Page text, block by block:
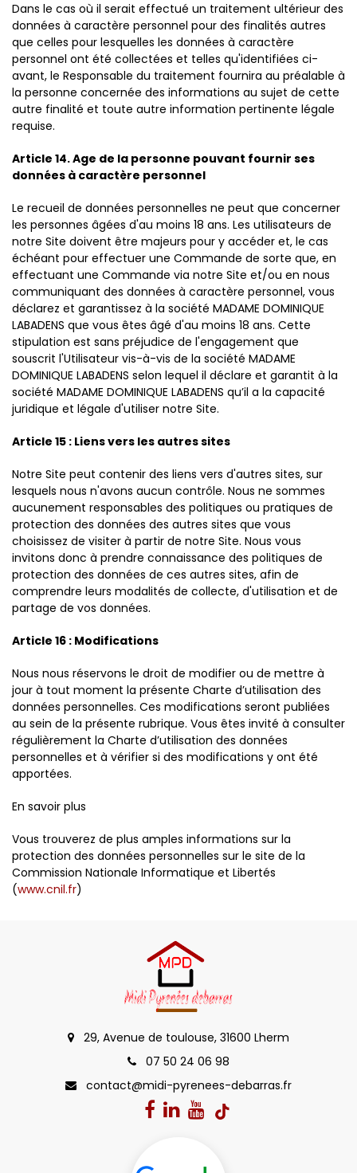
Dans le cas où il serait effectué un traitement ultérieur des
données à caractère personnel pour des finalités autres
que celles pour lesquelles les données à caractère
personnel ont été collectées et telles qu'identifiées ci-
avant, le Responsable du traitement fournira au préalable à
la personne concernée des informations au sujet de cette
autre finalité et toute autre information pertinente légale
requise.
Article 14. Age de la personne pouvant fournir ses
données à caractère personnel
Le recueil de données personnelles ne peut que concerner
les personnes âgées d'au moins 18 ans. Les utilisateurs de
notre Site doivent être majeurs pour y accéder et, le cas
échéant pour effectuer une Commande de sorte que, en
effectuant une Commande via notre Site et/ou en nous
communiquant des données à caractère personnel, vous
déclarez et garantissez à la société MADAME DOMINIQUE
LABADENS que vous êtes âgé d'au moins 18 ans. Cette
stipulation est sans préjudice de l'engagement que
souscrit l'Utilisateur vis-à-vis de la société MADAME
DOMINIQUE LABADENS selon lequel il déclare et garantit à la
société MADAME DOMINIQUE LABADENS qu’il a la capacité
juridique et légale d'utiliser notre Site.
Article 15 : Liens vers les autres sites
Notre Site peut contenir des liens vers d'autres sites, sur
lesquels nous n'avons aucun contrôle. Nous ne sommes
aucunement responsables des politiques ou pratiques de
protection des données des autres sites que vous
choisissez de visiter à partir de notre Site. Nous vous
invitons donc à prendre connaissance des politiques de
protection des données de ces autres sites, afin de
comprendre leurs modalités de collecte, d'utilisation et de
partage de vos données.
Article 16 : Modifications
Nous nous réservons le droit de modifier ou de mettre à
jour à tout moment la présente Charte d’utilisation des
données personnelles. Ces modifications seront publiées
au sein de la présente rubrique. Vous êtes invité à consulter
régulièrement la Charte d’utilisation des données
personnelles et à vérifier si des modifications y ont été
apportées.
En savoir plus
Vous trouverez de plus amples informations sur la
protection des données personnelles sur le site de la
Commission Nationale Informatique et Libertés
(www.cnil.fr)
29, Avenue de toulouse, 31600 Lherm
07 50 24 06 98
contact@midi-pyrenees-debarras.fr